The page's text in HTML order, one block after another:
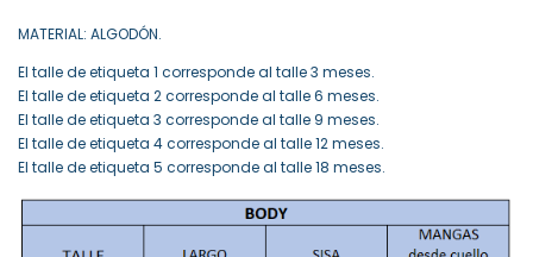
MATERIAL: ALGODÓN.
El talle de etiqueta 1 corresponde al talle 3 meses.
El talle de etiqueta 2 corresponde al talle 6 meses.
El talle de etiqueta 3 corresponde al talle 9 meses.
El talle de etiqueta 4 corresponde al talle 12 meses.
El talle de etiqueta 5 corresponde al talle 18 meses.